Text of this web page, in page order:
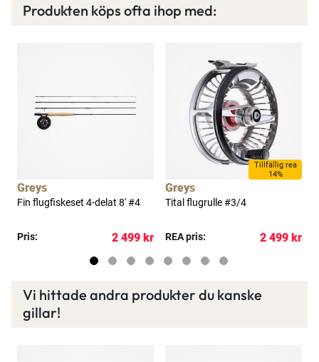
Produkten köps ofta ihop med:
Greys
Fin flugfiskeset 4-delat 8' #4
Pris: 2 499 kr
Tillfällig rea
14%
Greys
Tital flugrulle #3/4
REA pris: 2 499 kr
Vi hittade andra produkter du kanske
gillar!